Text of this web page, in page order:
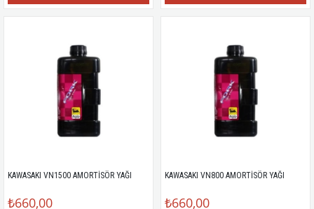
KAWASAKI VN1500 AMORTİSÖR YAĞI
₺660,00
KAWASAKI VN800 AMORTİSÖR YAĞI
₺660,00